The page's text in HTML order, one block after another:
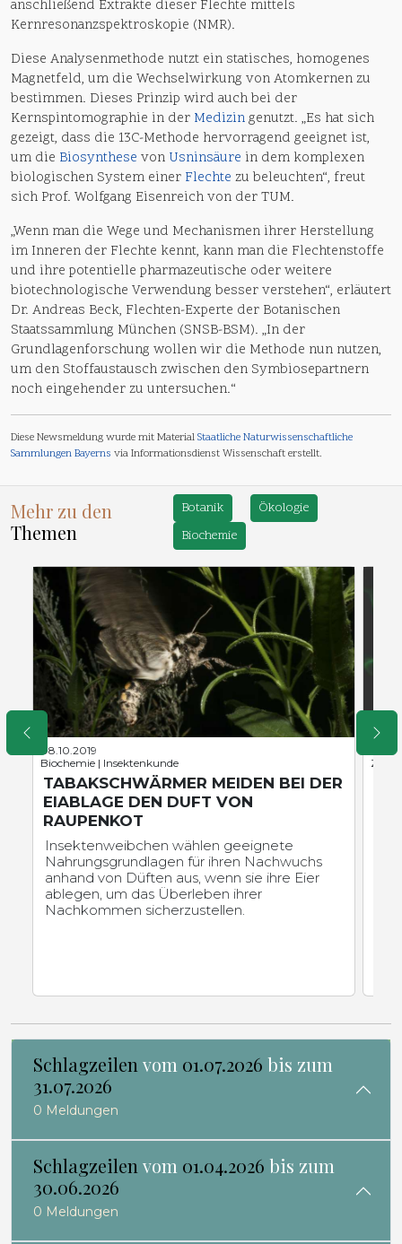
anschließend Extrakte dieser Flechte mittels
Kernresonanzspektroskopie (NMR).
Diese Analysenmethode nutzt ein statisches, homogenes
Magnetfeld, um die Wechselwirkung von Atomkernen zu
bestimmen. Dieses Prinzip wird auch bei der
Kernspintomographie in der Medizingenutzt. „Es hat sich
gezeigt, dass die 13C-Methode hervorragend geeignet ist,
um die Biosynthese von Usninsäure in dem komplexen
biologischen System einer Flechte zu beleuchten“, freut
sich Prof. Wolfgang Eisenreich von der TUM.
„Wenn man die Wege und Mechanismen ihrer Herstellung
im Inneren der Flechte kennt, kann man die Flechtenstoffe
und ihre potentielle pharmazeutische oder weitere
biotechnologische Verwendung besser verstehen“, erläutert
Dr. Andreas Beck, Flechten-Experte der Botanischen
Staatssammlung München (SNSB-BSM). „In der
Grundlagenforschung wollen wir die Methode nun nutzen,
um den Stoffaustausch zwischen den Symbiosepartnern
noch eingehender zu untersuchen.“
Diese Newsmeldung wurde mit MaterialStaatliche Naturwissenschaftliche
Sammlungen Bayerns via Informationsdienst Wissenschaft erstellt.
Mehr zu den
Themen
Botanik
Ökologie
Biochemie
08.10.2019
Biochemie | Insektenkunde
TABAKSCHWÄRMER MEIDEN BEI DER
EIABLAGE DEN DUFT VON
RAUPENKOT
Insektenweibchen wählen geeignete
Nahrungsgrundlagen für ihren Nachwuchs
anhand von Düften aus, wenn sie ihre Eier
ablegen, um das Überleben ihrer
Nachkommen sicherzustellen.
Schlagzeilen vom 01.07.2026 bis zum
31.07.2026
0 Meldungen
Schlagzeilen vom 01.04.2026 bis zum
30.06.2026
0 Meldungen